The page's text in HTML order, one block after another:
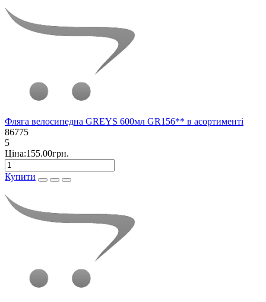
Фляга велосипедна GREYS 600мл GR156** в асортименті
86775
5
Ціна:155.00грн.
Купити